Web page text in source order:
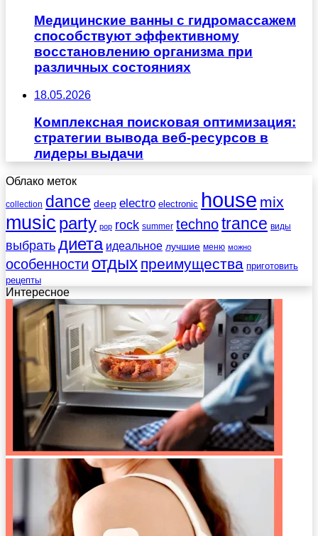
Медицинские ванны с гидромассажем
способствуют эффективному
восстановлению организма при
различных состояниях
18.05.2026
Комплексная поисковая оптимизация:
стратегии вывода веб-ресурсов в
лидеры выдачи
Облако меток
collection dance deep electro electronic house mix
music party pop rock summer technotrance виды
выбратьдиета идеальное лучшие меню можно
особенности отдых преимущества приготовить
рецепты
Интересное